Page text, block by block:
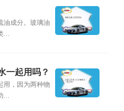
油成分。玻璃油
一起用吗？
用，因为两种物
...